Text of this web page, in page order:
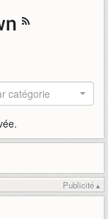
catégorie
Publicité ▴